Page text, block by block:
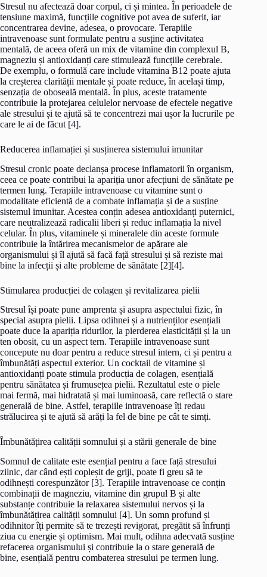
Stresul nu afectează doar corpul, ci și mintea. În perioadele de
tensiune maximă, funcțiile cognitive pot avea de suferit, iar
concentrarea devine, adesea, o provocare. Terapiile
intravenoase sunt formulate pentru a susține activitatea
mentală, de aceea oferă un mix de vitamine din complexul B,
magneziu și antioxidanți care stimulează funcțiile cerebrale.
De exemplu, o formulă care include vitamina B12 poate ajuta
la creșterea clarității mentale și poate reduce, în același timp,
senzația de oboseală mentală. În plus, aceste tratamente
contribuie la protejarea celulelor nervoase de efectele negative
ale stresului și te ajută să te concentrezi mai ușor la lucrurile pe
care le ai de făcut [4].
Reducerea inflamației și susținerea sistemului imunitar
Stresul cronic poate declanșa procese inflamatorii în organism,
ceea ce poate contribui la apariția unor afecțiuni de sănătate pe
termen lung. Terapiile intravenoase cu vitamine sunt o
modalitate eficientă de a combate inflamația și de a susține
sistemul imunitar. Acestea conțin adesea antioxidanți puternici,
care neutralizează radicalii liberi și reduc inflamația la nivel
celular. În plus, vitaminele și mineralele din aceste formule
contribuie la întărirea mecanismelor de apărare ale
organismului și îl ajută să facă față stresului și să reziste mai
bine la infecții și alte probleme de sănătate [2][4].
Stimularea producției de colagen și revitalizarea pielii
Stresul își poate pune amprenta și asupra aspectului fizic, în
special asupra pielii. Lipsa odihnei și a nutrienților esențiali
poate duce la apariția ridurilor, la pierderea elasticității și la un
ten obosit, cu un aspect tern. Terapiile intravenoase sunt
concepute nu doar pentru a reduce stresul intern, ci și pentru a
îmbunătăți aspectul exterior. Un cocktail de vitamine și
antioxidanți poate stimula producția de colagen, esențială
pentru sănătatea și frumusețea pielii. Rezultatul este o piele
mai fermă, mai hidratată și mai luminoasă, care reflectă o stare
generală de bine. Astfel, terapiile intravenoase îți redau
strălucirea și te ajută să arăți la fel de bine pe cât te simți.
Îmbunătățirea calității somnului și a stării generale de bine
Somnul de calitate este esențial pentru a face față stresului
zilnic, dar când ești copleșit de griji, poate fi greu să te
odihnești corespunzător [3]. Terapiile intravenoase ce conțin
combinații de magneziu, vitamine din grupul B și alte
substanțe contribuie la relaxarea sistemului nervos și la
îmbunătățirea calității somnului [4]. Un somn profund și
odihnitor îți permite să te trezești revigorat, pregătit să înfrunți
ziua cu energie și optimism. Mai mult, odihna adecvată susține
refacerea organismului și contribuie la o stare generală de
bine, esențială pentru combaterea stresului pe termen lung.